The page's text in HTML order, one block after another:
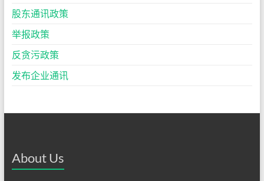
股东通讯政策
举报政策
反贪污政策
发布企业通讯
About Us